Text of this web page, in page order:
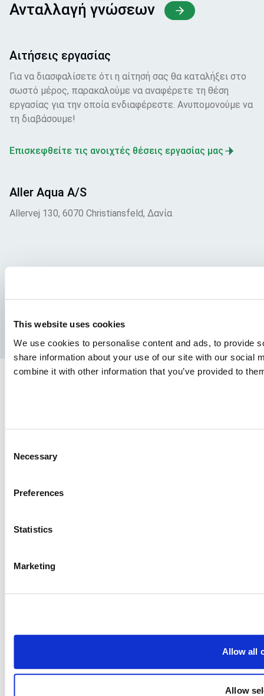
This website uses cookies
We use cookies to personalise content and ads, to provide
share information about your use of our site with our social
combine it with other information that you’ve provided to
Selection
Necessary
Preferences
Statistics
Marketing
Allow all
Allow
Ανταλλαγή γνώσεων
Αιτήσεις εργασίας
Για να διασφαλίσετε ότι η αίτησή σας θα καταλήξει στο
σωστό μέρος, παρακαλούμε να αναφέρετε τη θέση
εργασίας για την οποία ενδιαφέρεστε. Ανυπομονούμε να
τη διαβάσουμε!
Επισκεφθείτε τις ανοιχτές θέσεις εργασίας μας
Aller Aqua A/S
Allervej 130, 6070 Christiansfeld, Δανία